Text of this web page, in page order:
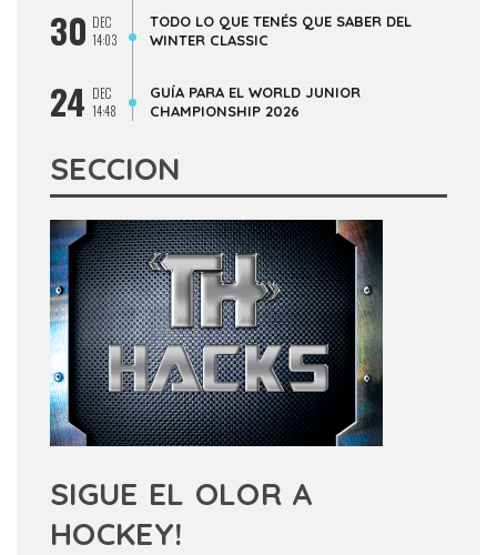
30 DEC
14:03
TODO LO QUE TENÉS QUE SABER DEL
WINTER CLASSIC
24 DEC
14:48
GUÍA PARA EL WORLD JUNIOR
CHAMPIONSHIP 2026
SECCION
SIGUE EL OLOR A
HOCKEY!